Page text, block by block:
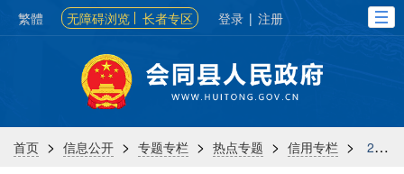
繁體 无障碍浏览 长者专区 登录 | 注册
首页 > 信息公开 > 专题专栏 > 热点专题 > 信用专栏 > 2025